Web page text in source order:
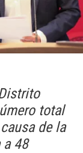
total
de la
a 48